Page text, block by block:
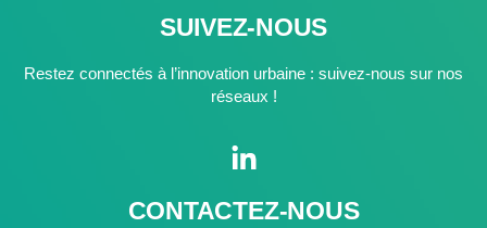
SUIVEZ-NOUS
Restez connectés à l’innovation urbaine : suivez-nous sur nos
réseaux !
CONTACTEZ-NOUS